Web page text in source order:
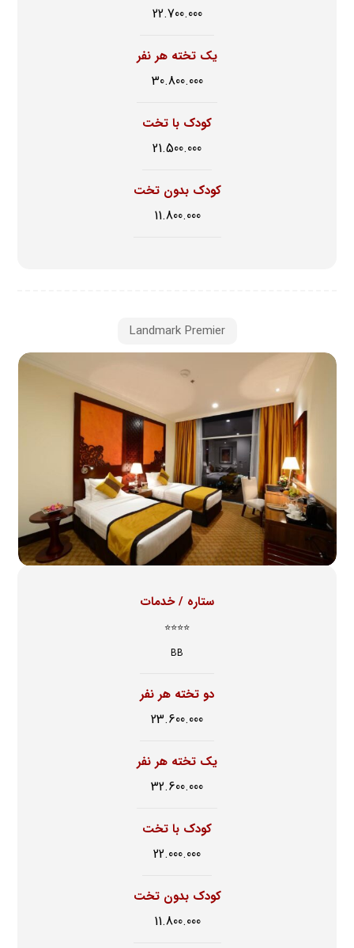
22.700.000
یک تخته هر نفر
30.800.000
کودک با تخت
21.500.000
کودک بدون تخت
11.800.000
Landmark Premier
ستاره / خدمات
⭐⭐⭐⭐
BB
دو تخته هر نفر
23.600.000
یک تخته هر نفر
32.600.000
کودک با تخت
22.000.000
کودک بدون تخت
11.800.000